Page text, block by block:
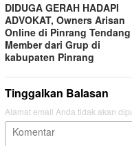
DIDUGA GERAH HADAPI
ADVOKAT, Owners Arisan
Online di Pinrang Tendang
Member dari Grup di
kabupaten Pinrang
Tinggalkan Balasan
Alamat email Anda tidak akan